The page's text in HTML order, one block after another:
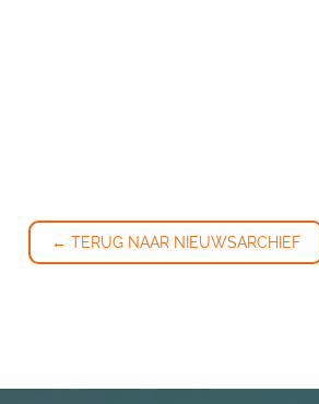
← TERUG NAAR NIEUWSARCHIEF